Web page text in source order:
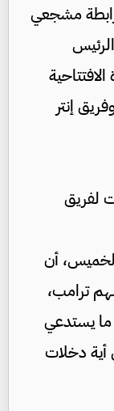
مشجعي
إنتر
لفريق
أن
ترامب،
ما يستدعي
دخلات